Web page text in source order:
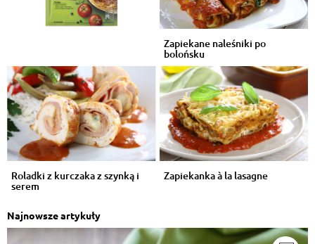
Zapiekane naleśniki po
bolońsku
Roladki z kurczaka z szynką i
serem
Zapiekanka à la lasagne
Najnowsze artykuły